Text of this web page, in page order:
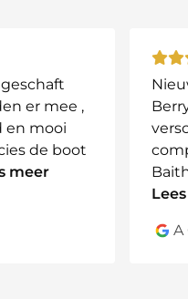
Tas?
en accessoires
duurzame ontwerp en
het een
visser.
er mee ,
en mooi
de boot
meer
A